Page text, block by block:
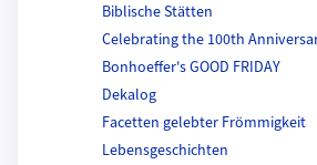
Biblische Stätten
Celebrating the 100th
Bonhoeffer's GOOD FRIDAY
Dekalog
Facetten gelebter Frömmigkeit
Lebensgeschichten